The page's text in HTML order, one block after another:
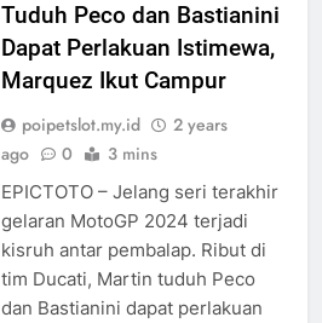
Tuduh Peco dan Bastianini
Dapat Perlakuan Istimewa,
Marquez Ikut Campur
poipetslot.my.id
2 years
ago
0 3 mins
EPICTOTO – Jelang seri terakhir
gelaran MotoGP 2024 terjadi
kisruh antar pembalap. Ribut di
tim Ducati, Martin tuduh Peco
dan Bastianini dapat perlakuan